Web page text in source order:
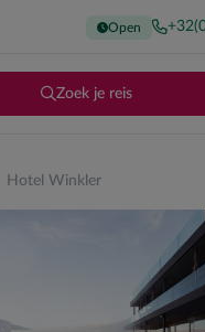
Open
Zoek je reis
Hotel Winkler